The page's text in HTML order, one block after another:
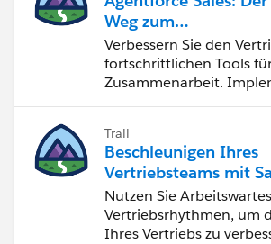
Weg zum
Vertriebsspezialisten
Verbessern Sie den
fortschrittlichen Tools
Zusammenarbeit.
schließen Sie den Lead-
erfolgreich ab.
Trail
Beschleunigen Ihres
Vertriebsteams mit
Engagement
Nutzen Sie
Vertriebsrhythmen, um
Ihres Vertriebs zu